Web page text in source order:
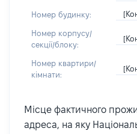
Номер будинку:
Номер корпусу/
секції/блоку:
Номер квартири/
кімнати:
Місце фактичного
адреса, на яку